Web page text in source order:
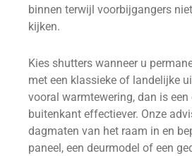
binnen terwijl voorbijgangers
kijken.
Kies shutters wanneer u
met een klassieke of landelijke
vooral warmtewering, dan is
buitenkant effectiever. Onze
dagmaten van het raam in en
paneel, een deurmodel of een